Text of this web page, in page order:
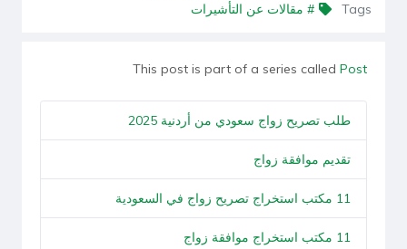
Tags
# مقالات عن التأشيرات
This post is part of a series called Post
طلب تصريح زواج سعودي من أردنية 2025
تقديم موافقة زواج
11 مكتب استخراج تصريح زواج في السعودية
11 مكتب استخراج موافقة زواج